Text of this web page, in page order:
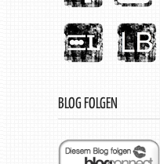
BLOG FOLGEN